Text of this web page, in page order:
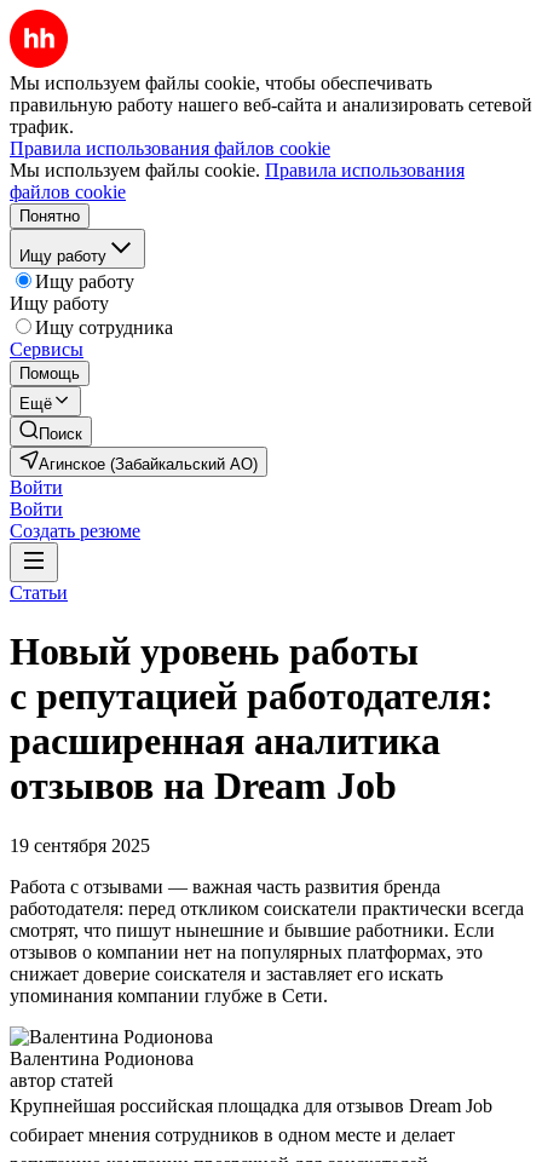
Мы используем файлы cookie, чтобы обеспечивать
правильную работу нашего веб-сайта и анализировать сетевой
трафик.
Правила использования файлов cookie
Мы используем файлы cookie. Правила использования
файлов cookie
Понятно
Ищу работу
Ищу работу
Ищу работу
Ищу сотрудника
Сервисы
Помощь
Ещё
Поиск
Агинское (Забайкальский АО)
Войти
Войти
Создать резюме
Статьи
Новый уровень работы
с репутацией работодателя:
расширенная аналитика
отзывов на Dream Job
19 сентября 2025
Работа с отзывами — важная часть развития бренда
работодателя: перед откликом соискатели практически всегда
смотрят, что пишут нынешние и бывшие работники. Если
отзывов о компании нет на популярных платформах, это
снижает доверие соискателя и заставляет его искать
упоминания компании глубже в Cети.
Валентина Родионова
автор статей
Крупнейшая российская площадка для отзывов Dream Job
собирает мнения сотрудников в одном месте и делает